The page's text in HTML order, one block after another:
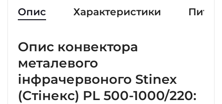
Опис Характеристики
Опис конвектора
металевого
інфрачервоного Stinex
(Стінекс) PL 500-1000/220: